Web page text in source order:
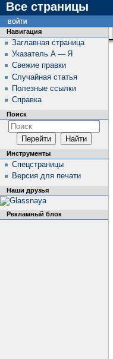
Все страницы
Навигация
Заглавная страница
Указатель А — Я
Свежие правки
Случайная статья
Полезные ссылки
Справка
Поиск
Инструменты
Спецстраницы
Версия для печати
Наши друзья
Рекламный блок
войти